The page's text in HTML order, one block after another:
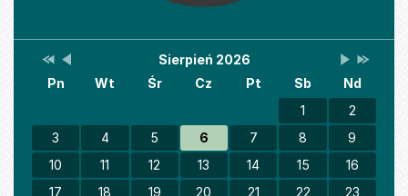
Kalendarz
Lista
wydarzeń
w
Sierpień 2026Brak
w
miesiącu.
Przestaw
na
Przestaw
na
Przestaw
na
Wrzesień
2026
na
Sierpień
2027
Pn Wt Śr Cz Pt Sb
Nd
1
2
3
4 5 6 7 8
9
10
11 12 13 14 15
16
17
18 19 20 21 22
23